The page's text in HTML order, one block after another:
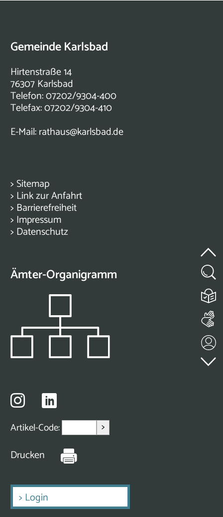
Gemeinde Karlsbad
Hirtenstraße 14
76307 Karlsbad
Telefon: 07202/9304-400
Telefax: 07202/9304-410
E-Mail:rathaus@karlsbad.de
> Sitemap
> Link zur Anfahrt
> Barrierefreiheit
> Impressum
> Datenschutz
Ämter-Organigramm
Artikel-Code: >
Drucken
> Login